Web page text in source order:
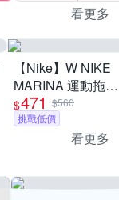
看更多
【Nike】W NIKE
MARINA 運動拖鞋
夾腳拖 男女 A-
IH2381100 B-
IH2380001
$471 $560
挑戰低價
看更多